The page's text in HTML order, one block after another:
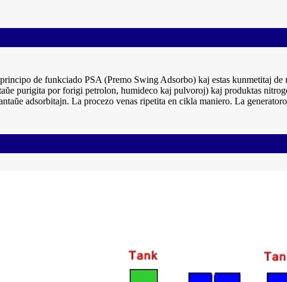
de funkciado PSA (Premo Swing Adsorbo) kaj estas kunmetitaj
purigita por forigi petrolon, humideco kaj pulvoroj) kaj produktas
adsorbitajn. La procezo venas ripetita en cikla maniero. La